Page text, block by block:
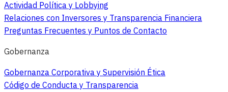
Actividad Política y Lobbying
Relaciones con Inversores y Transparencia Financiera
Preguntas Frecuentes y Puntos de Contacto
Gobernanza
Gobernanza Corporativa y Supervisión Ética
Código de Conducta y Transparencia